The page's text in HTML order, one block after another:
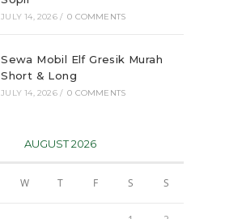
JULY 14, 2026 / 0 COMMENTS
Sewa Mobil Elf Gresik Murah
Short & Long
JULY 14, 2026 / 0 COMMENTS
AUGUST 2026
W T F S S